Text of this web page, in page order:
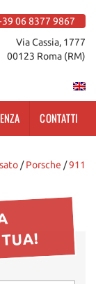
06 8377 9867
Via Cassia, 1777
00123 Roma (RM)
CONTATTI
/Porsche /911